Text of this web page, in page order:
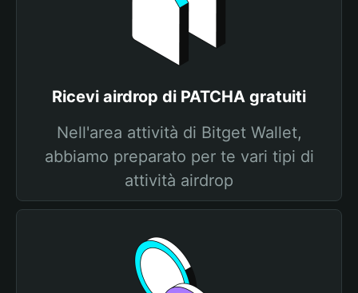
Ricevi airdrop di PATCHA gratuiti
Nell'area attività di Bitget Wallet,
abbiamo preparato per te vari tipi di
attività airdrop